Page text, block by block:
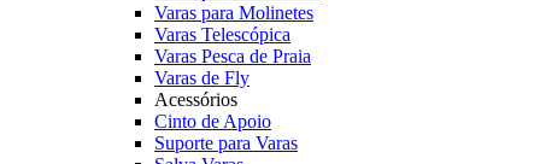
Varas para Molinetes
Varas Telescópica
Varas Pesca de Praia
Varas de Fly
Acessórios
Cinto de Apoio
Suporte para Varas